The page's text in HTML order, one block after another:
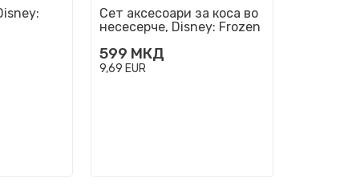
Сет аксесоари за коса во
несесерче, Disney: Frozen
599 МКД
9,69 EUR